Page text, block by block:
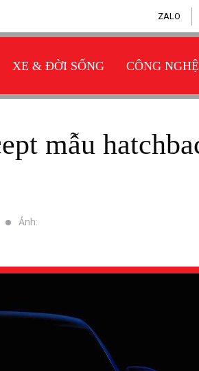
ZALO
XE & ĐỜI SỐNG CÔNG NGHỆ
Ảnh: